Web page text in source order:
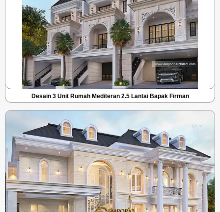
Desain 3 Unit Rumah Mediteran 2.5 Lantai Bapak Firman